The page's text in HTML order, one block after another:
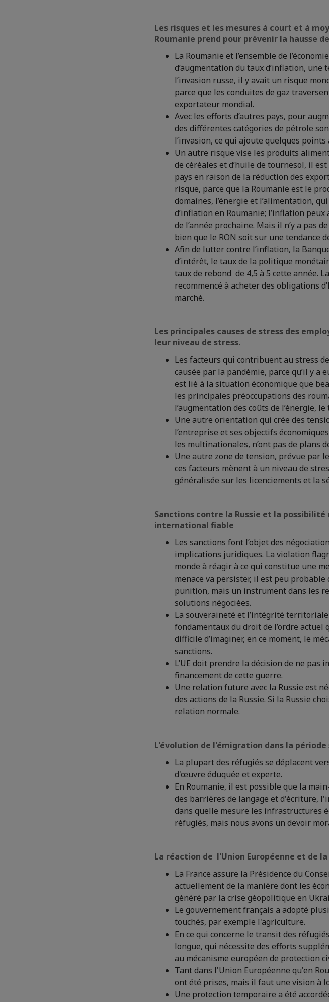
Les risques et les mesures à court et à
Roumanie prend pour prévenir la hausse
La Roumanie et l’ensemble de
d’augmentation du taux d’inflation, une
l’invasion russe, il y avait un risque
parce que les conduites de gaz
exportateur mondial.
Avec les efforts d’autres pays, pour
des différentes catégories de pétrole
l’invasion, ce qui ajoute quelques points
Un autre risque vise les produits
de céréales et d’huile de tournesol, il
pays en raison de la réduction des
risque, parce que la Roumanie est le
domaines, l’énergie et l’alimentation,
d’inflation en Roumanie; l’inflation
de l’année prochaine. Mais il n’y a pas
bien que le RON soit sur une tendance
Afin de lutter contre l’inflation, la
d’intérêt, le taux de la politique
taux de rebond de 4,5 à 5 cette année.
recommencé à acheter des obligations
marché.
Les principales causes de stress des
leur niveau de stress.
Les facteurs qui contribuent au stress
causée par la pandémie, parce qu’il y a
est lié à la situation économique que
les principales préoccupations des
l’augmentation des coûts de l’énergie, le
Une autre orientation qui crée des
l’entreprise et ses objectifs
les multinationales, n’ont pas de plans
Une autre zone de tension, prévue par
ces facteurs mènent à un niveau de
généralisée sur les licenciements et la
Sanctions contre la Russie et la
international fiable
Les sanctions font l’objet des
implications juridiques. La violation
monde à réagir à ce qui constitue une
menace va persister, il est peu
punition, mais un instrument dans les
solutions négociées.
La souveraineté et l’intégrité
fondamentaux du droit de l’ordre
difficile d’imaginer, en ce moment, le
sanctions.
L’UE doit prendre la décision de ne pas
financement de cette guerre.
Une relation future avec la Russie est
des actions de la Russie. Si la Russie
relation normale.
L'évolution de l'émigration dans la période
La plupart des réfugiés se déplacent
d'œuvre éduquée et experte.
En Roumanie, il est possible que la
des barrières de langage et d'écriture,
dans quelle mesure les infrastructures
réfugiés, mais nous avons un devoir
La réaction de l'Union Européenne et de
La France assure la Présidence du
actuellement de la manière dont les
généré par la crise géopolitique en
Le gouvernement français a adopté
touchés, par exemple l'agriculture.
En ce qui concerne le transit des
longue, qui nécessite des efforts
au mécanisme européen de protection
Tant dans l'Union Européenne qu'en
ont été prises, mais il faut une vision à
Une protection temporaire a été